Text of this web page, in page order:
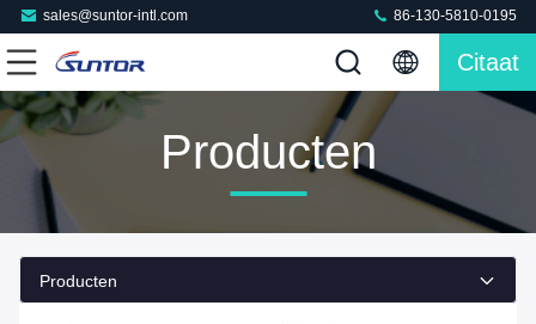
sales@suntor-intl.com 86-130-5810-0195
Citaat
Producten
Producten